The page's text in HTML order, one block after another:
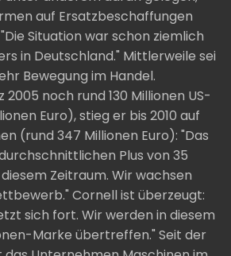
auf Ersatzbeschaffungen
Situation war schon ziemlich
in Deutschland." Mittlerweile sei
Bewegung im Handel.
noch rund 130 Millionen US-
Euro), stieg er bis 2010 auf
(rund 347 Millionen Euro): "Das
Plus von 35
Zeitraum. Wir wachsen
Cornell ist überzeugt:
sich fort. Wir werden in diesem
Marke übertreffen." Seit der